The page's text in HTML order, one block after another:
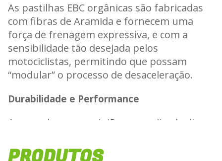
As pastilhas EBC orgânicas são fabricadas
com fibras de Aramida e fornecem uma
força de frenagem expressiva, e com a
sensibilidade tão desejada pelos
motociclistas, permitindo que possam
“modular” o processo de desaceleração.
Durabilidade e Performance
Apesar de que a opinião generalizada diz
este “mito” não é mais válido desde que, há